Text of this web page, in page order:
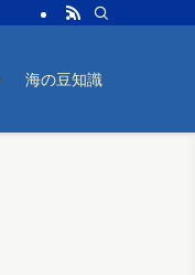
海の豆知識